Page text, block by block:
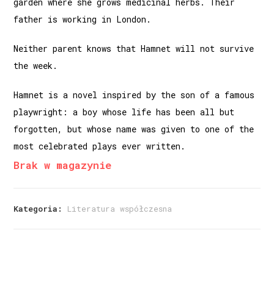
father is working in London.
Neither parent knows that Hamnet will not survive
the week.
Hamnet is a novel inspired by the son of a famous
playwright: a boy whose life has been all but
forgotten, but whose name was given to one of the
most celebrated plays ever written.
Brak w magazynie
Kategoria: Literatura współczesna